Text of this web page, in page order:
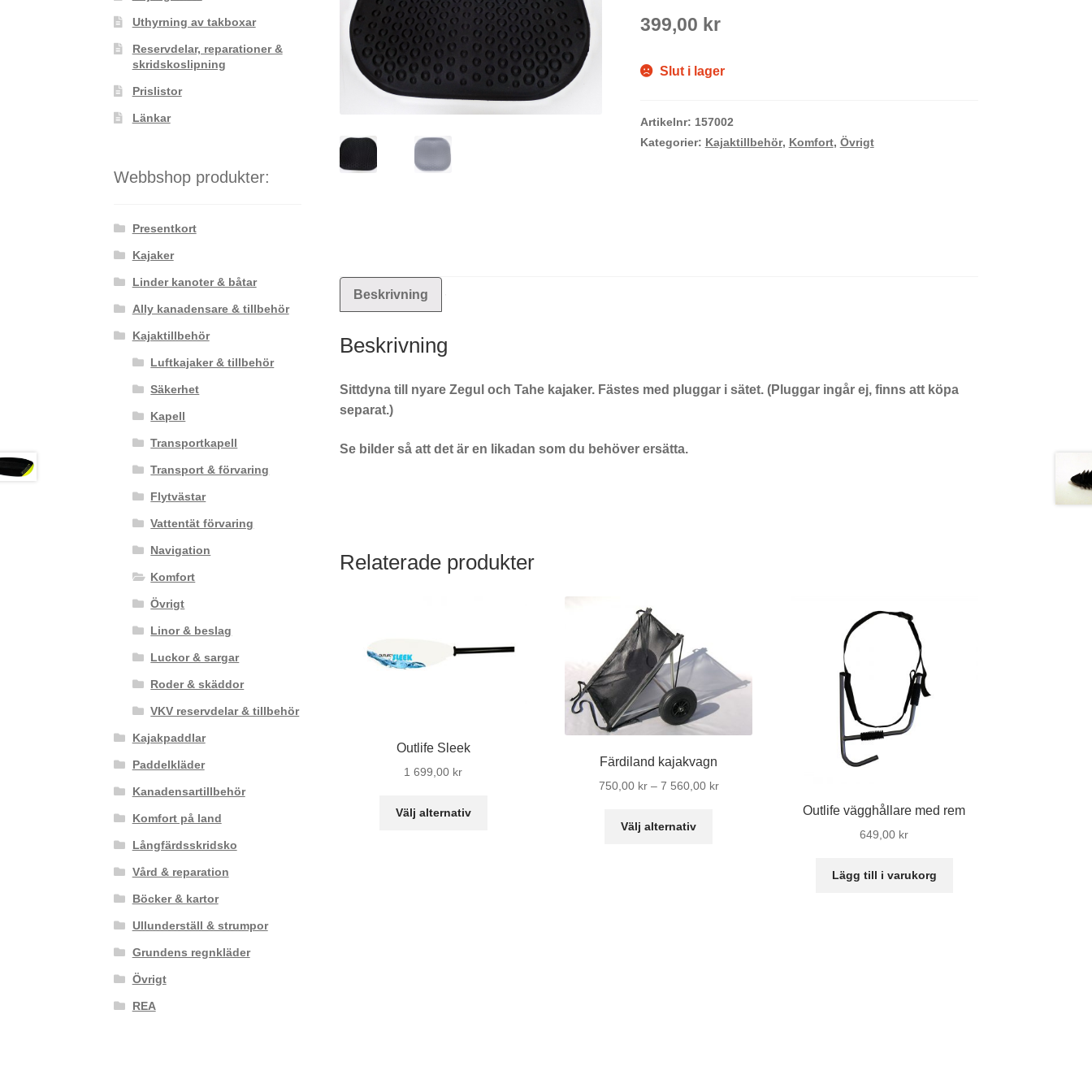
399,00 kr
Slut i lager
Artikelnr: 157002
Kategorier: Kajaktillbehör, Komfort, Övrigt
Beskrivning
Beskrivning
Sittdyna till nyare Zegul och Tahe kajaker. Fästes med pluggar i sätet. (Pluggar ingår ej, finns att köpa
separat.)
Se bilder så att det är en likadan som du behöver ersätta.
Relaterade produkter
Outlife Sleek
1 699,00 kr
Välj alternativ
Färdiland kajakvagn
750,00 kr – 7 560,00 krPrisintervall:
Välj alternativ
Outlife vägghållare med rem
649,00 kr
Lägg till i varukorg
Uthyrning av takboxar
Reservdelar, reparationer &
skridskoslipning
Prislistor
Länkar
Webbshop produkter:
Presentkort
Kajaker
Linder kanoter & båtar
Ally kanadensare & tillbehör
Kajaktillbehör
Luftkajaker & tillbehör
Säkerhet
Kapell
Transportkapell
Transport & förvaring
Flytvästar
Vattentät förvaring
Navigation
Komfort
Övrigt
Linor & beslag
Luckor & sargar
Roder & skäddor
VKV reservdelar & tillbehör
Kajakpaddlar
Paddelkläder
Kanadensartillbehör
Komfort på land
Långfärdsskridsko
Vård & reparation
Böcker & kartor
Ullunderställ & strumpor
Grundens regnkläder
Övrigt
REA